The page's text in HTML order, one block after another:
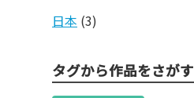
日本 (3)
タグから作品をさがす